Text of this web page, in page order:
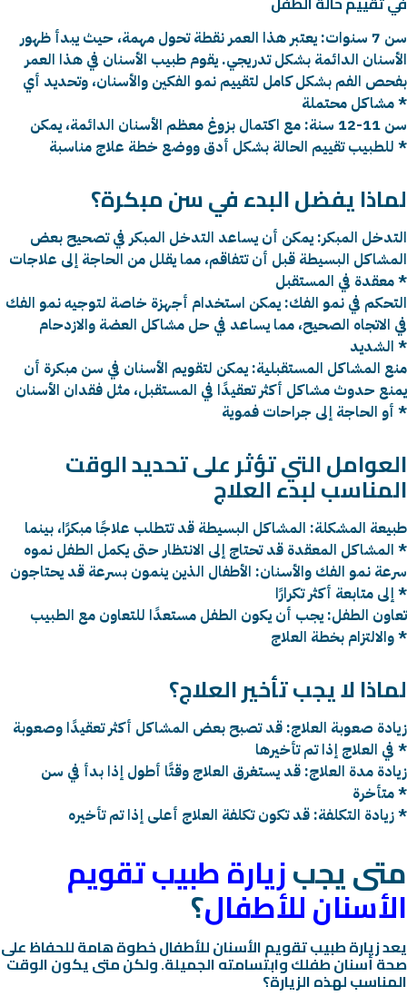
سن 7 سنوات: يعتبر هذا العمر نقطة تحول مهمة، حيث يبدأ ظهور
الأسنان الدائمة بشكل تدريجي. يقوم طبيب الأسنان في هذا العمر
بفحص الفم بشكل كامل لتقييم نمو الفكين والأسنان، وتحديد أي
مشاكل محتملة *
سن 11-12 سنة: مع اكتمال بزوغ معظم الأسنان الدائمة، يمكن
للطبيب تقييم الحالة بشكل أدق ووضع خطة علاج مناسبة *
لماذا يفضل البدء في سن مبكرة؟
التدخل المبكر: يمكن أن يساعد التدخل المبكر في تصحيح بعض
المشاكل البسيطة قبل أن تتفاقم، مما يقلل من الحاجة إلى علاجات
معقدة في المستقبل *
التحكم في نمو الفك: يمكن استخدام أجهزة خاصة لتوجيه نمو الفك
في الاتجاه الصحيح، مما يساعد في حل مشاكل العضة والازدحام
الشديد *
منع المشاكل المستقبلية: يمكن لتقويم الأسنان في سن مبكرة أن
يمنع حدوث مشاكل أكثر تعقيدًا في المستقبل، مثل فقدان الأسنان
أو الحاجة إلى جراحات فموية *
العوامل التي تؤثر على تحديد الوقت
المناسب لبدء العلاج
طبيعة المشكلة: المشاكل البسيطة قد تتطلب علاجًا مبكرًا، بينما
المشاكل المعقدة قد تحتاج إلى الانتظار حتى يكمل الطفل نموه *
سرعة نمو الفك والأسنان: الأطفال الذين ينمون بسرعة قد يحتاجون
إلى متابعة أكثر تكرارًا *
تعاون الطفل: يجب أن يكون الطفل مستعدًا للتعاون مع الطبيب
والالتزام بخطة العلاج *
لماذا لا يجب تأخير العلاج؟
زيادة صعوبة العلاج: قد تصبح بعض المشاكل أكثر تعقيدًا وصعوبة
في العلاج إذا تم تأخيرها *
زيادة مدة العلاج: قد يستغرق العلاج وقتًا أطول إذا بدأ في سن
متأخرة *
زيادة التكلفة: قد تكون تكلفة العلاج أعلى إذا تم تأخيره *
متى يجبزيارة طبيب تقويم
الأسنان للأطفال؟
يعد زيارة طبيب تقويم الأسنان للأطفال خطوة هامة للحفاظ على
صحة أسنان طفلك وابتسامته الجميلة. ولكن متى يكون الوقت
المناسب لهذه الزيارة؟